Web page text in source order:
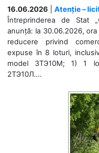
16.06.2026
Atenție –
Întreprinderea de Stat
anunță: la 30.06.2026,
reducere privind
expuse în 8 loturi,
model 3ТЭ10М; 1) 1
2ТЭ10Л....